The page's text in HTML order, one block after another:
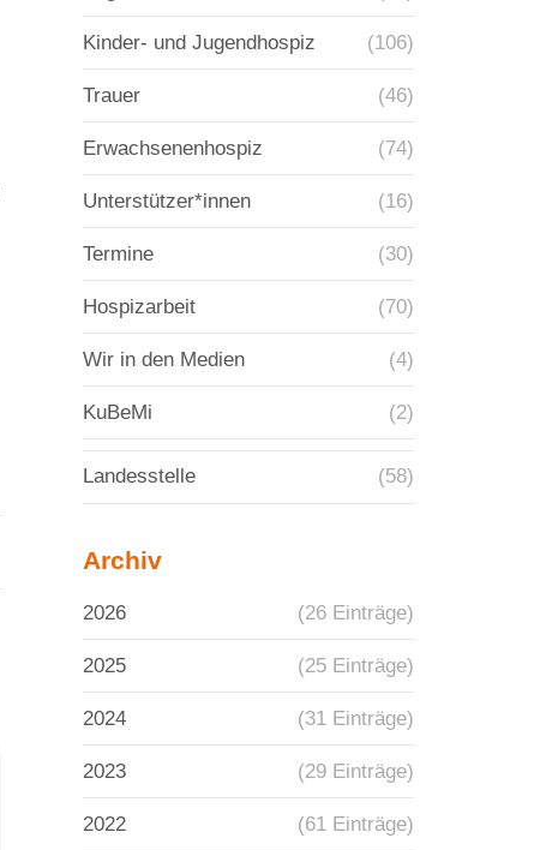
Kinder- und Jugendhospiz (106)
Trauer (46)
Erwachsenenhospiz (74)
Unterstützer*innen (16)
Termine (30)
Hospizarbeit (70)
Wir in den Medien (4)
KuBeMi (2)
Landesstelle (58)
Archiv
2026 (26 Einträge)
2025 (25 Einträge)
2024 (31 Einträge)
2023 (29 Einträge)
2022 (61 Einträge)